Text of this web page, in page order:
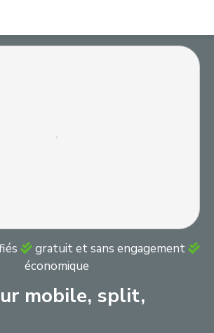
gratuit et sans engagement
économique
mobile, split,